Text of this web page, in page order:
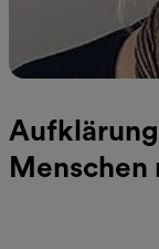
Menschen